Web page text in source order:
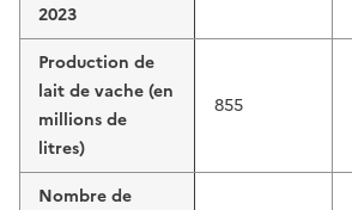
2023
Production de
lait de vache (en
millions de
litres)
855
Nombre de